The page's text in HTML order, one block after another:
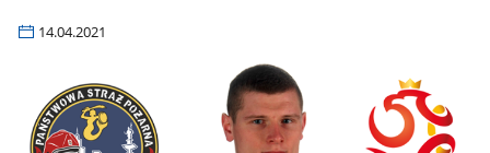
14.04.2021